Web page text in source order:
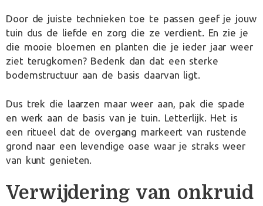
Door de juiste technieken toe te passen geef je jouw
tuin dus de liefde en zorg die ze verdient. En zie je
die mooie bloemen en planten die je ieder jaar weer
ziet terugkomen? Bedenk dan dat een sterke
bodemstructuur aan de basis daarvan ligt.
Dus trek die laarzen maar weer aan, pak die spade
en werk aan de basis van je tuin. Letterlijk. Het is
een ritueel dat de overgang markeert van rustende
grond naar een levendige oase waar je straks weer
van kunt genieten.
Verwijdering van onkruid